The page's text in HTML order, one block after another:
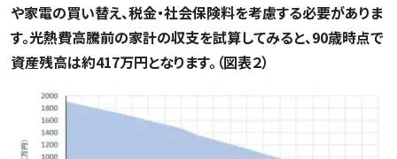
や家電の買い替え、税金・社会保険料を考慮する必要がありま
す。光熱費高騰前の家計の収支を試算してみると、90歳時点で
資産残高は約417万円となります。（図表２）